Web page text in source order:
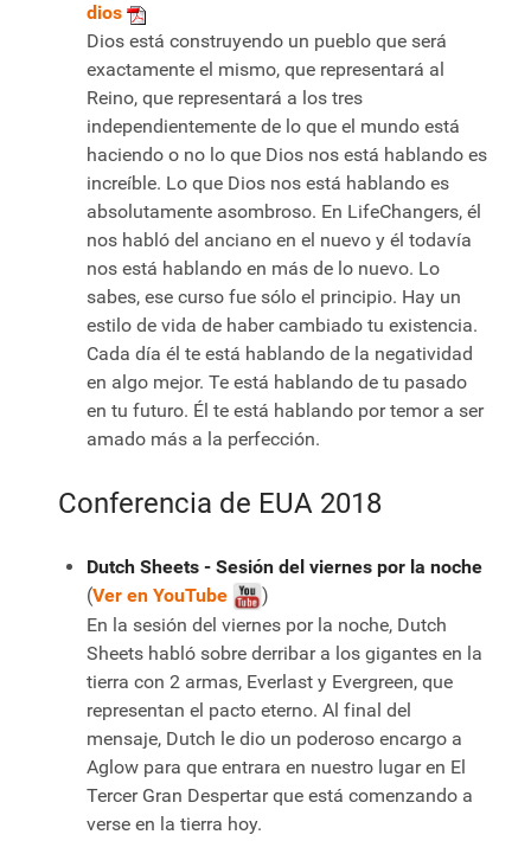
dios
Dios está construyendo un pueblo que será
exactamente el mismo, que representará al
Reino, que representará a los tres
independientemente de lo que el mundo está
haciendo o no lo que Dios nos está hablando es
increíble. Lo que Dios nos está hablando es
absolutamente asombroso. En LifeChangers, él
nos habló del anciano en el nuevo y él todavía
nos está hablando en más de lo nuevo. Lo
sabes, ese curso fue sólo el principio. Hay un
estilo de vida de haber cambiado tu existencia.
Cada día él te está hablando de la negatividad
en algo mejor. Te está hablando de tu pasado
en tu futuro. Él te está hablando por temor a ser
amado más a la perfección.
Conferencia de EUA 2018
Dutch Sheets - Sesión del viernes por la noche
(Ver en YouTube
)
En la sesión del viernes por la noche, Dutch
Sheets habló sobre derribar a los gigantes en la
tierra con 2 armas, Everlast y Evergreen, que
representan el pacto eterno. Al final del
mensaje, Dutch le dio un poderoso encargo a
Aglow para que entrara en nuestro lugar en El
Tercer Gran Despertar que está comenzando a
verse en la tierra hoy.